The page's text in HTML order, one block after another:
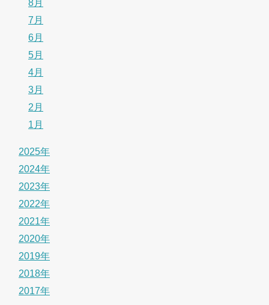
8月
7月
6月
5月
4月
3月
2月
1月
2025年
2024年
2023年
2022年
2021年
2020年
2019年
2018年
2017年